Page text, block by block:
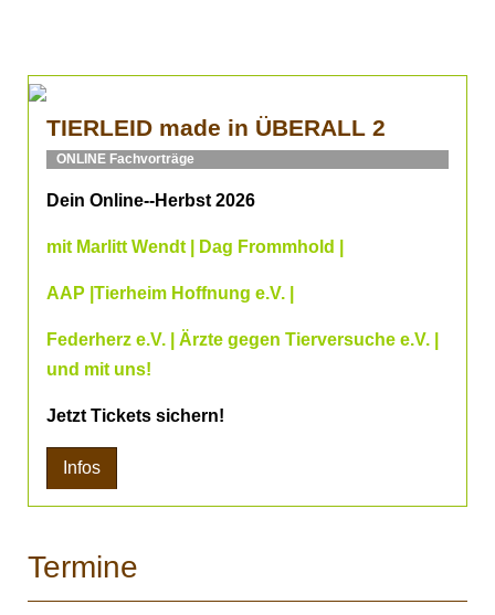
TIERLEID made in ÜBERALL 2
ONLINE Fachvorträge
Dein Online--Herbst 2026
mit Marlitt Wendt | Dag Frommhold |
AAP |Tierheim Hoffnung e.V. |
Federherz e.V. | Ärzte gegen Tierversuche e.V. |
und mit uns!
Jetzt Tickets sichern!
Infos
Termine